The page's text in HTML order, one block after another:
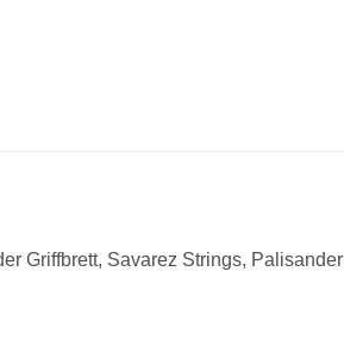
Griffbrett, Savarez Strings, Palisander